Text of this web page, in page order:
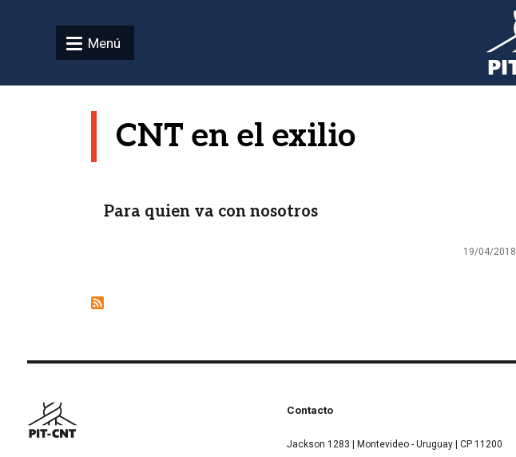
Menú
CNT en el exilio
Para quien va con nosotros
19/04/2018
Contacto
Jackson 1283 | Montevideo - Uruguay | CP 11200